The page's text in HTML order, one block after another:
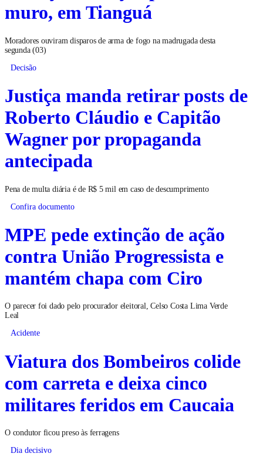
muro, em Tianguá
Moradores ouviram disparos de arma de fogo na madrugada desta
segunda (03)
Decisão
Justiça manda retirar posts de
Roberto Cláudio e Capitão
Wagner por propaganda
antecipada
Pena de multa diária é de R$ 5 mil em caso de descumprimento
Confira documento
MPE pede extinção de ação
contra União Progressista e
mantém chapa com Ciro
O parecer foi dado pelo procurador eleitoral, Celso Costa Lima Verde
Leal
Acidente
Viatura dos Bombeiros colide
com carreta e deixa cinco
militares feridos em Caucaia
O condutor ficou preso às ferragens
Dia decisivo